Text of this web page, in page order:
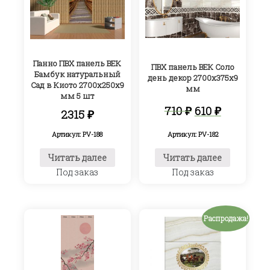
Панно ПВХ панель ВЕК
Бамбук натуральный
Сад в Киото 2700х250х9
мм 5 шт
2315 ₽
Артикул: PV-188
Читать далее
Под заказ
ПВХ панель ВЕК Соло
день декор 2700х375х9
мм
710₽
цена
составляла
610 ₽
цена:
Артикул: PV-182
Читать далее
Под заказ
Распродажа!